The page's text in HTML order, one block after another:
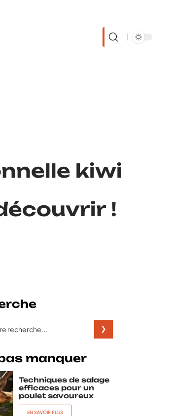
kiwi
!
manquer
Techniques de salage
efficaces pour un
poulet savoureux
EN SAVOIR PLUS